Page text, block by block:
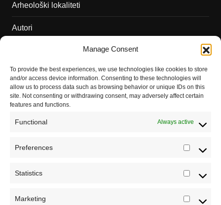
Manage Consent
To provide the best experiences, we use technologies like cookies to store
and/or access device information. Consenting to these technologies will
allow us to process data such as browsing behavior or unique IDs on this
site. Not consenting or withdrawing consent, may adversely affect certain
features and functions.
Functional Always active
Preferences
Statistics
Marketing
Arheološki lokaliteti
Autori
Dešavanja
Kontakt
Misija sajta Sve o arheologiji